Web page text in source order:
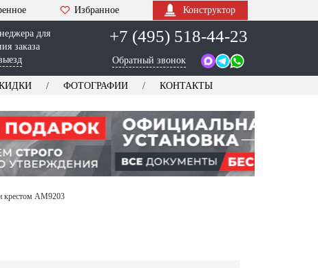
Избранное Конструктор
для
заказа
+7 (495) 518-44-23
Обратный звонок
ФОТОГРАФИИ КОНТАКТЫ
крестом AM9203